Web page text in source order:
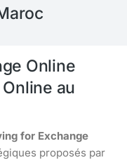
Online
au
for Exchange
proposés par